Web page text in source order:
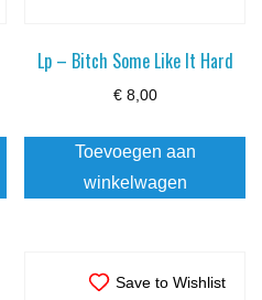
Lp – Bitch Some Like It Hard
€8,00
Toevoegen aan
winkelwagen
Save to Wishlist